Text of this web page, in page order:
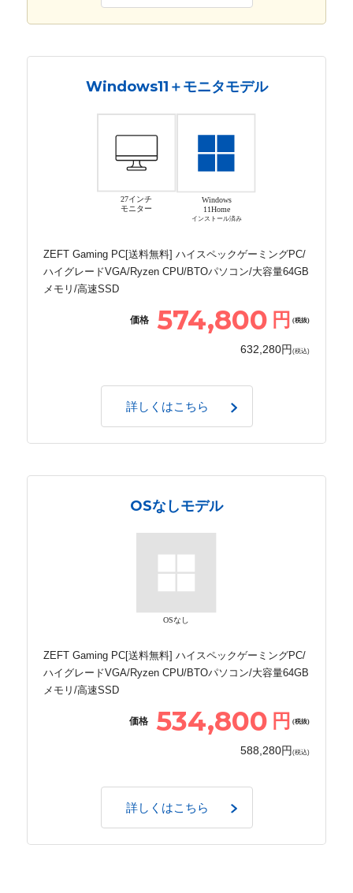
Windows11＋モニタモデル
27インチ
モニター
Windows
11Home
インストール済み
ZEFT Gaming PC[送料無料] ハイスペックゲーミングPC/
ハイグレードVGA/Ryzen CPU/BTOパソコン/大容量64GB
メモリ/高速SSD
価格 574,800 円 (税抜)
632,280円 (税込)
詳しくはこちら
OSなしモデル
OSなし
ZEFT Gaming PC[送料無料] ハイスペックゲーミングPC/
ハイグレードVGA/Ryzen CPU/BTOパソコン/大容量64GB
メモリ/高速SSD
価格 534,800 円 (税抜)
588,280円 (税込)
詳しくはこちら